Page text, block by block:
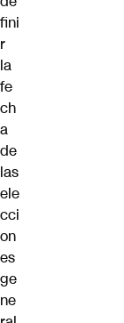
fini
r
la
fe
ch
a
de
las
ele
cci
on
es
ge
ne